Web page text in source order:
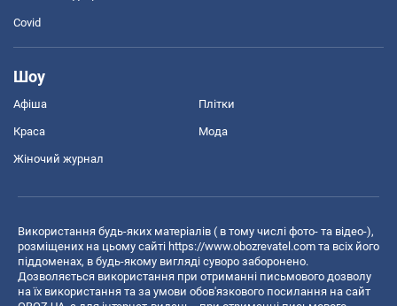
Covid
Шоу
Афіша Плітки
Краса Мода
Жіночий журнал
Використання будь-яких матеріалів ( в тому числі фото- та відео-),
розміщених на цьому сайті https://www.obozrevatel.com та всіх його
піддоменах, в будь-якому вигляді суворо заборонено.
Дозволяється використання при отриманні письмового дозволу
на їх використання та за умови обов'язкового посилання на сайт